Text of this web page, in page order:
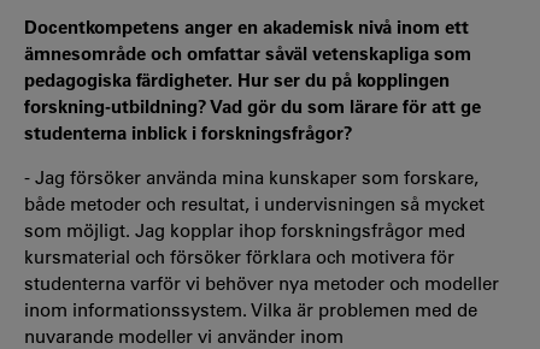
Docentkompetens anger en akademisk nivå inom ett
ämnesområde och omfattar såväl vetenskapliga som
pedagogiska färdigheter. Hur ser du på kopplingen
forskning-utbildning? Vad gör du som lärare för att ge
studenterna inblick i forskningsfrågor?
- Jag försöker använda mina kunskaper som forskare,
både metoder och resultat, i undervisningen så mycket
som möjligt. Jag kopplar ihop forskningsfrågor med
kursmaterial och försöker förklara och motivera för
studenterna varför vi behöver nya metoder och modeller
inom informationssystem. Vilka är problemen med de
nuvarande modeller vi använder inom